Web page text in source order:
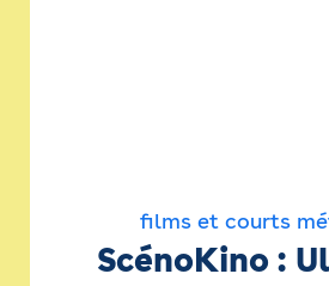
films et courts
ScénoKino :